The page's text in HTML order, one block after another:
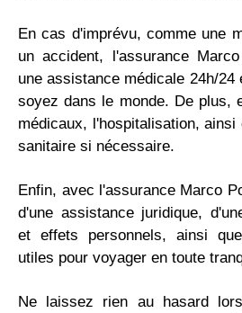
En cas d'imprévu, comme une
un accident, l'assurance
une assistance médicale 24h/24
soyez dans le monde. De plus,
médicaux, l'hospitalisation, ainsi
sanitaire si nécessaire.
Enfin, avec l'assurance Marco
d'une assistance juridique,
et effets personnels, ainsi
utiles pour voyager en toute
Ne laissez rien au hasard